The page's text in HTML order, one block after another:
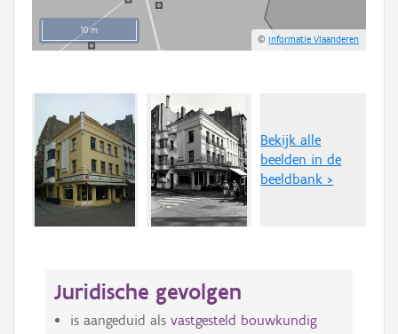
10 m
©Informatie Vlaanderen
Bekijk alle
beelden in de
beeldbank >
Juridische gevolgen
is aangeduid als vastgesteld bouwkundig